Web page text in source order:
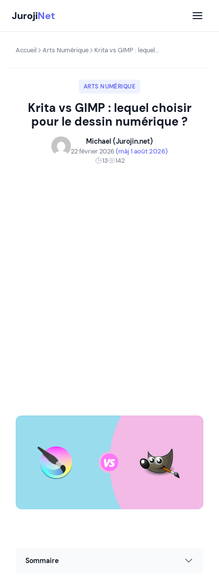
contenu
JurojiNet
Accueil Arts Numérique Krita vs GIMP : lequel...
ARTS NUMÉRIQUE
Krita vs GIMP : lequel choisir
pour le dessin numérique ?
Michael (Jurojin.net)
22 février 2026(màj 1 août 2026)
13
142
Sommaire